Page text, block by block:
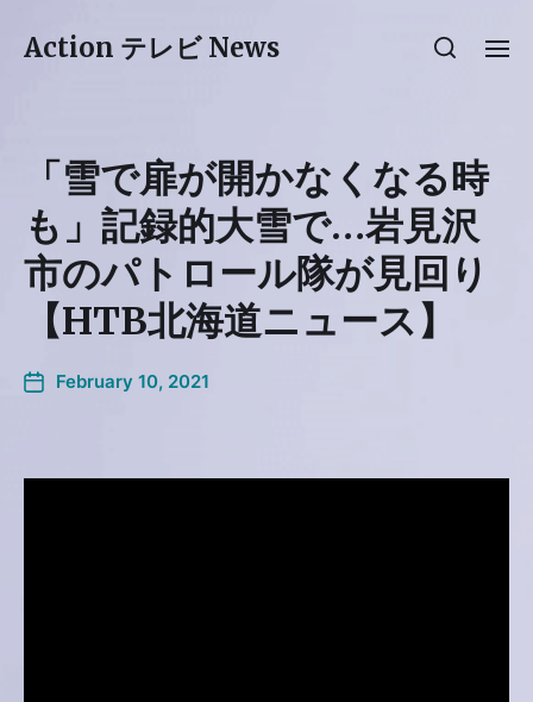
Action テレビ News
「雪で扉が開かなくなる時
も」記録的大雪で…岩見沢
市のパトロール隊が見回り
【HTB北海道ニュース】
February 10, 2021